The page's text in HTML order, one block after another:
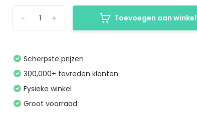
+
- Toevoegen aan
Scherpste prijzen
300,000+ tevreden klanten
Fysieke winkel
Groot voorraad